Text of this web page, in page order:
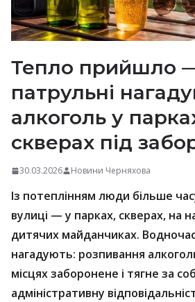
Тепло прийшло
патрульні
алкоголь у
скверах під
30.03.2026 Новини Черняхова
Із потеплінням люди більше
вулиці — у парках, скверах, на
дитячих майданчиках.
нагадують: розпивання
місцях заборонене і тягне за
адміністративну